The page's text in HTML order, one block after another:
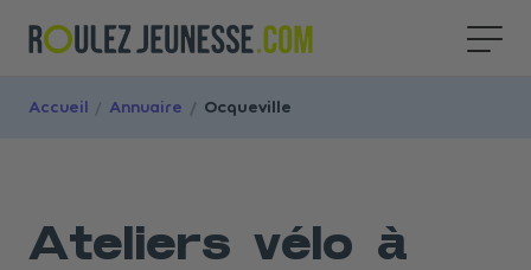
Accueil / Annuaire / Ocqueville
Ateliers vélo à